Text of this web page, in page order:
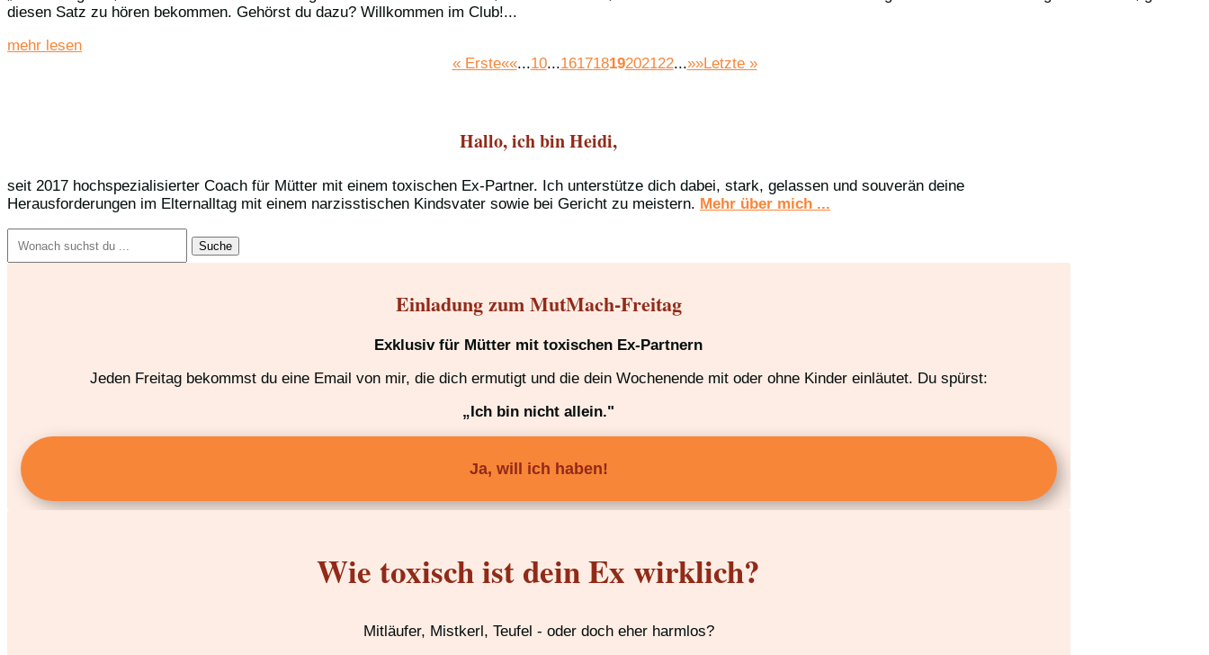
diesen Satz zu hören bekommen. Gehörst du dazu? Willkommen im Club!...
mehr lesen
« Erste««...10...16171819202122...»»Letzte »
Hallo, ich bin Heidi,
seit 2017 hochspezialisierter Coach für Mütter mit einem toxischen Ex-Partner. Ich unterstütze dich dabei, stark, gelassen und souverän deine
Herausforderungen im Elternalltag mit einem narzisstischen Kindsvater sowie bei Gericht zu meistern. Mehr über mich ...
nach:
Einladung zum MutMach-Freitag
Exklusiv für Mütter mit toxischen Ex-Partnern
Jeden Freitag bekommst du eine Email von mir, die dich ermutigt und die dein Wochenende mit oder ohne Kinder einläutet. Du spürst:
„Ich bin nicht allein."
Ja, will ich haben!
Wie toxisch ist dein Ex wirklich?
Mitläufer, Mistkerl, Teufel - oder doch eher harmlos?